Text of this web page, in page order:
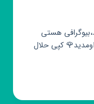
هستی
کپی حلال